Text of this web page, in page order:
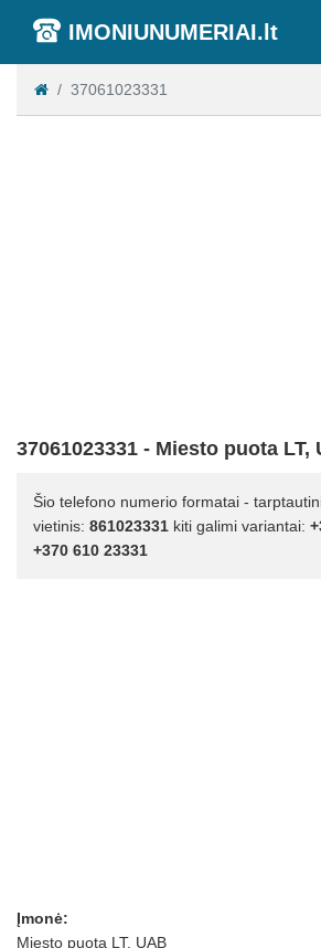
IMONIUNUMERIAI.lt
37061023331
37061023331 - Miesto puota LT,
Šio telefono numerio formatai -
vietinis: 861023331 kiti galimi variantai:
+370 610 23331
Įmonė:
Miesto puota LT, UAB